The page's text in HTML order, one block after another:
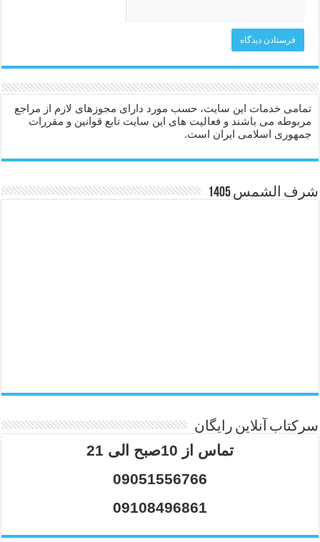
تمامی خدمات این سایت، حسب مورد دارای مجوزهای لازم از مراجع
مربوطه می باشند و فعالیت های این سایت تابع قوانین و مقررات
جمهوری اسلامی ایران است.
شرف الشمس 1405
سرکتاب آنلاین رایگان
تماس از 10صبح الی 21
09051556766
09108496861